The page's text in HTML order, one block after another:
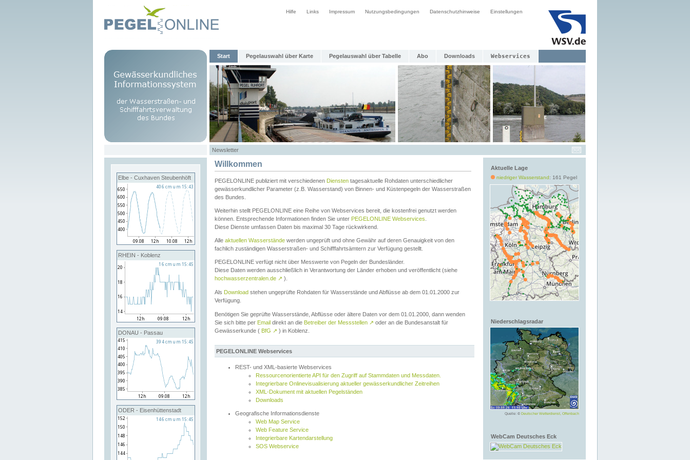
Hilfe Links Impressum Nutzungsbedingungen Datenschutzhinweise Einstellungen
Start Pegelauswahl über Karte Pegelauswahl über Tabelle Abo Downloads Webservices
Newsletter
Elbe - Cuxhaven Steubenhöft
RHEIN - Koblenz
DONAU - Passau
ODER - Eisenhüttenstadt
Aktuelle Lage
niedriger Wasserstand: 161 Pegel
Niederschlagsradar
Quelle: © Deutscher Wetterdienst, Offenbach
WebCam Deutsches Eck
Willkommen
PEGELONLINE publiziert mit verschiedenen Diensten tagesaktuelle Rohdaten unterschiedlicher
gewässerkundlicher Parameter (z.B. Wasserstand) von Binnen- und Küstenpegeln der Wasserstraßen
des Bundes.
Weiterhin stellt PEGELONLINE eine Reihe von Webservices bereit, die kostenfrei genutzt werden
können. Entsprechende Informationen finden Sie unter PEGELONLINE Webservices
Diese Dienste umfassen Daten bis maximal 30 Tage rückwirkend.
Alle aktuellen Wasserstände werden ungeprüft und ohne Gewähr auf deren Genauigkeit von den
fachlich zuständigen Wasserstraßen- und Schifffahrtsämtern zur Verfügung gestellt.
PEGELONLINE verfügt nicht über Messwerte von Pegeln der Bundesländer.
Diese Daten werden ausschließlich in Verantwortung der Länder erhoben und veröffentlicht (siehe
hochwasserzentralen.de ↗ ).
Als Download stehen ungeprüfte Rohdaten für Wasserstände und Abflüsse ab dem 01.01.2000 zur
Verfügung.
Benötigen Sie geprüfte Wasserstände, Abflüsse oder ältere Daten vor dem 01.01.2000, dann wenden
Sie sich bitte per Email direkt an die Betreiber der Messstellen ↗ oder an die Bundesanstalt für
Gewässerkunde ( BfG ↗ ) in Koblenz.
PEGELONLINE Webservices
REST- und XML-basierte Webservices
Ressourcenorientierte API für den Zugriff auf Stammdaten und Messdaten.
Integrierbare Onlinevisualisierung aktueller gewässerkundlicher Zeitreihen
XML-Dokument mit aktuellen Pegelständen
Downloads
Geografische Informationsdienste
Web Map Service
Web Feature Service
Integrierbare Kartendarstellung
SOS Webservice